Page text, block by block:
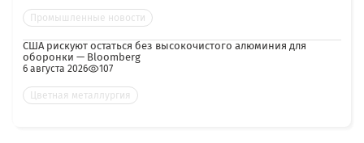
Промышленные новости
США рискуют остаться без высокочистого алюминия для
оборонки — Bloomberg
6 августа 2026 107
Цветная металлургия